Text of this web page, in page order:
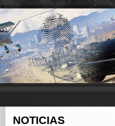
NOTICIAS